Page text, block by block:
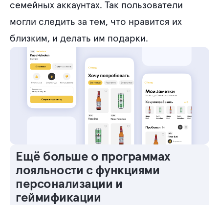
семейных аккаунтах. Так пользователи
могли следить за тем, что нравится их
близким, и делать им подарки.
Ещё больше о программах
лояльности с функциями
персонализации и
геймификации